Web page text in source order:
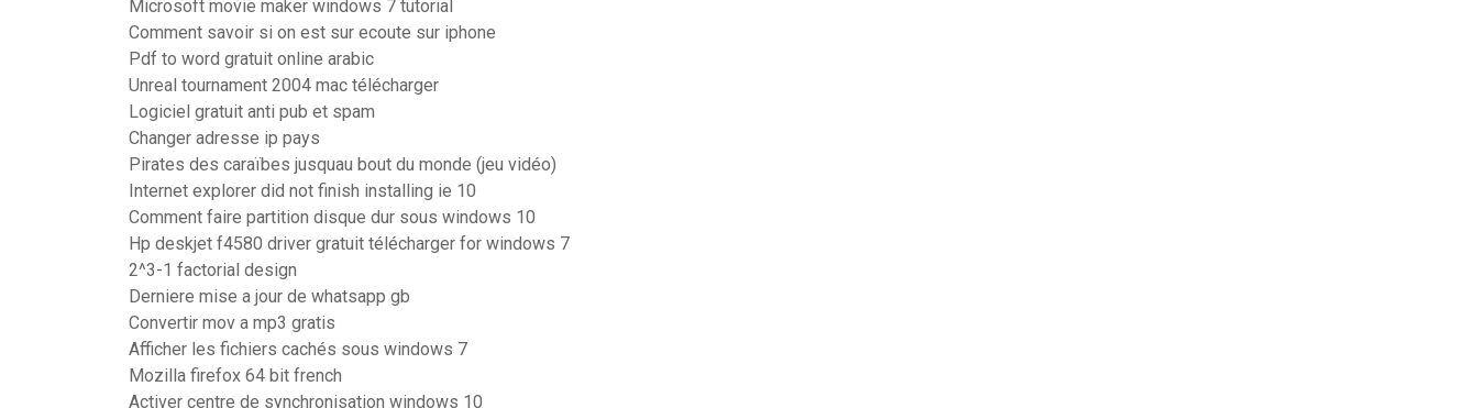
Microsoft movie maker windows 7 tutorial
Comment savoir si on est sur ecoute sur iphone
Pdf to word gratuit online arabic
Unreal tournament 2004 mac télécharger
Logiciel gratuit anti pub et spam
Changer adresse ip pays
Pirates des caraïbes jusquau bout du monde (jeu vidéo)
Internet explorer did not finish installing ie 10
Comment faire partition disque dur sous windows 10
Hp deskjet f4580 driver gratuit télécharger for windows 7
2^3-1 factorial design
Derniere mise a jour de whatsapp gb
Convertir mov a mp3 gratis
Afficher les fichiers cachés sous windows 7
Mozilla firefox 64 bit french
Activer centre de synchronisation windows 10